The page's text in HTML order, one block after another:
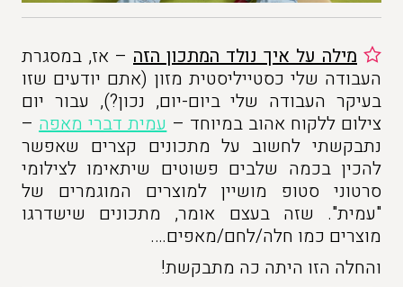
מילה על איך נולד המתכון הזה – אז, במסגרת
העבודה שלי כסטייליסטית מזון (אתם יודעים שזו
בעיקר העבודה שלי ביום-יום, נכון?), עבור יום
צילום ללקוח אהוב במיוחד –עמית דברי מאפה–
נתבקשתי לחשוב על מתכונים קצרים שאפשר
להכין בכמה שלבים פשוטים שיתאימו לצילומי
סרטוני סטופ מושיין למוצרים המוגמרים של
"עמית". שזה בעצם אומר, מתכונים שישדרגו
מוצרים כמו חלה/לחם/מאפים….
והחלה הזו היתה כה מתבקשת!